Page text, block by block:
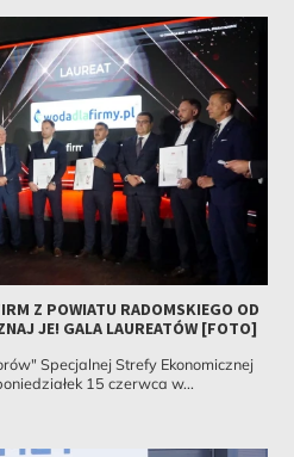
Z POWIATU RADOMSKIEGO OD
JE! GALA LAUREATÓW [FOTO]
Specjalnej Strefy Ekonomicznej
15 czerwca w...